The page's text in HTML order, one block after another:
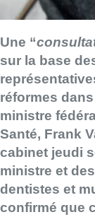
Une “
sur la base
réformes
ministre
Santé, Frank
cabinet jeudi
ministre et
dentistes et
confirmé que